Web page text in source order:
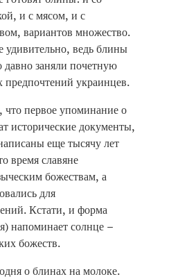
и с мясом, и с
вариантов множество.
удивительно, ведь блины
давно заняли почетную
украинцев.
что первое упоминание о
исторические документы,
еще тысячу лет
время славяне
божествам, а
для
Кстати, и форма
напоминает солнце –
божеств.
о блинах на молоке.